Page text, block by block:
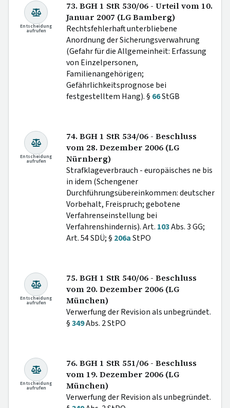
Entscheidung
aufrufen
73. BGH 1 StR 530/06 - Urteil vom 10.
Januar 2007 (LG Bamberg)
Rechtsfehlerhaft unterbliebene
Anordnung der Sicherungsverwahrung
(Gefahr für die Allgemeinheit: Erfassung
von Einzelpersonen,
Familienangehörigen;
Gefährlichkeitsprognose bei
festgestelltem Hang). § 66StGB
Entscheidung
aufrufen
74. BGH 1 StR 534/06 - Beschluss
vom 28. Dezember 2006 (LG
Nürnberg)
Strafklageverbrauch - europäisches ne bis
in idem (Schengener
Durchführungsübereinkommen: deutscher
Vorbehalt, Freispruch; gebotene
Verfahrenseinstellung bei
Verfahrenshindernis). Art. 103Abs. 3 GG;
Art. 54 SDÜ; § 206aStPO
Entscheidung
aufrufen
75. BGH 1 StR 540/06 - Beschluss
vom 20. Dezember 2006 (LG
München)
Verwerfung der Revision als unbegründet.
§349Abs. 2 StPO
Entscheidung
aufrufen
76. BGH 1 StR 551/06 - Beschluss
vom 19. Dezember 2006 (LG
München)
Verwerfung der Revision als unbegründet.